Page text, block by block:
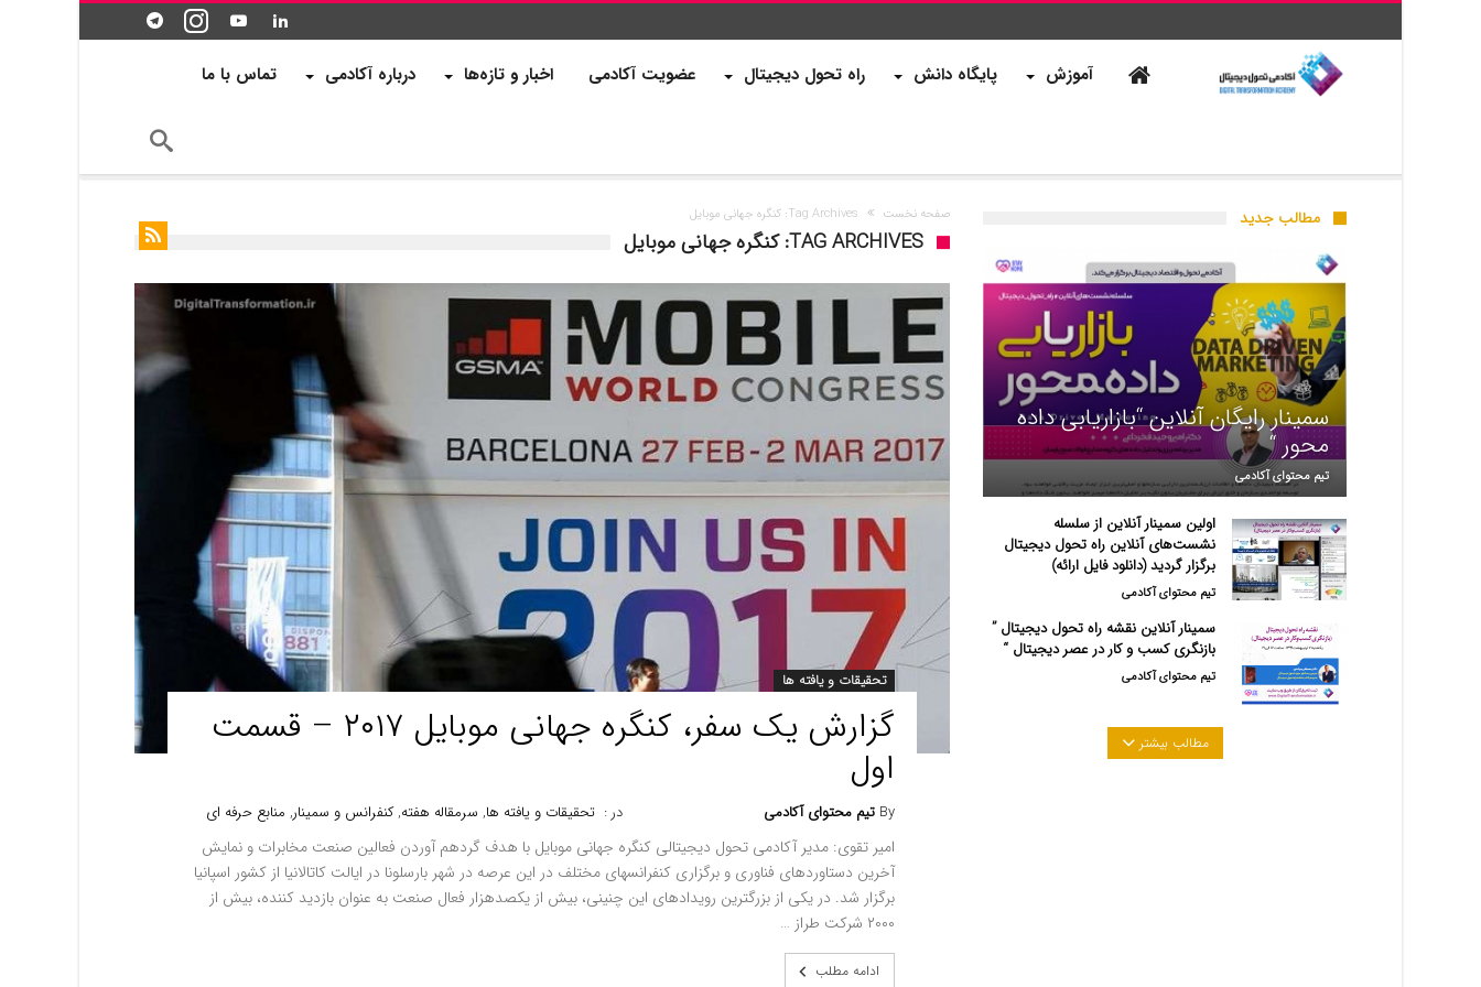
آموزش پایگاه دانش راه تحول دیجیتال عضویت آکادمی اخبار و تازه‌ها درباره آکادمی تماس با ما
صفحه نخست Tag Archives: کنگره جهانی موبایل
TAG ARCHIVES: کنگره جهانی موبایل
تحقیقات و یافته ها
گزارش یک سفر، کنگره جهانی موبایل ۲۰۱۷ – قسمت
اول
By تیم محتوای آکادمی در : تحقیقات و یافته ها, سرمقاله هفته,کنفرانس و سمینار, منابع حرفه ای
امیر تقوی: مدیر آکادمی تحول دیجیتالی کنگره جهانی موبایل با هدف گردهم آوردن فعالین صنعت مخابرات و نمایش
آخرین دستاوردهای فناوری و برگزاری کنفرانسهای مختلف در این عرصه در شهر بارسلونا در ایالت کاتالانیا از کشور اسپانیا
برگزار شد. در یکی از بزرگترین رویدادهای این چنینی، بیش از یکصدهزار فعال صنعت به عنوان بازدید کننده، بیش از
۲۰۰۰ شرکت طراز …
ادامه مطلب
مطالب جدید
سمینار رایگان آنلاین “بازاریابی داده
محور “
تیم محتوای آکادمی
اولین سمینار آنلاین از سلسله
نشست‌های آنلاین راه تحول دیجیتال
برگزار گردید (دانلود فایل ارائه)
تیم محتوای آکادمی
سمینار آنلاین نقشه راه تحول دیجیتال ”
بازنگری کسب و کار در عصر دیجیتال “
تیم محتوای آکادمی
مطالب بیشتر